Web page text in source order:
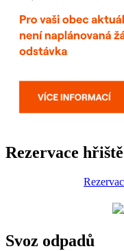
Rezervace hřiště
Svoz odpadů